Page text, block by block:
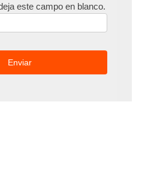
este campo en blanco.